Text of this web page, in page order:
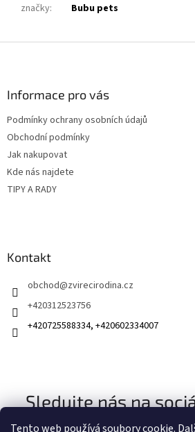
Tento web používá soubory cookie.
značky: Bubu pets
Informace pro vás
Podmínky ochrany osobních údajů
Obchodní podmínky
Jak nakupovat
Kde nás najdete
TIPY A RADY
Kontakt
obchod@zvirecirodina.cz
+420312523756
+420725588334, +420602334007
Sledujte nás na